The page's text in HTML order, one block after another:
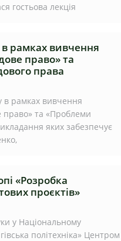
гостьова лекція
в рамках вивчення
право» та
права
в рамках вивчення
право» та «Проблеми
яких забезпечує
«Розробка
проєктів»
у Національному
політехніка» Центром